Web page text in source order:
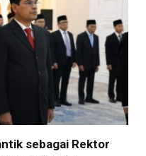
sebagai Rektor